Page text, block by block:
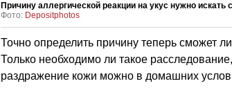
Причину аллергической реакции на укус нужно
Фото: Depositphotos
Точно определить причину теперь сможет
Только необходимо ли такое
раздражение кожи можно в домашних